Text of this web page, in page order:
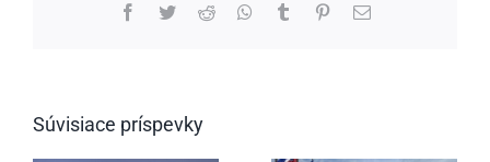
Facebook
TwitterReddit WhatsApp
Tumblr PinterestEmail
Súvisiace príspevky